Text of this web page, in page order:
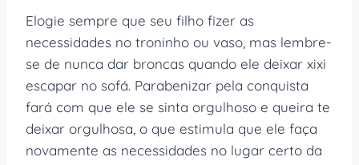
Elogie sempre que seu filho fizer as
necessidades no troninho ou vaso, mas lembre-
se de nunca dar broncas quando ele deixar xixi
escapar no sofá. Parabenizar pela conquista
fará com que ele se sinta orgulhoso e queira te
deixar orgulhosa, o que estimula que ele faça
novamente as necessidades no lugar certo da